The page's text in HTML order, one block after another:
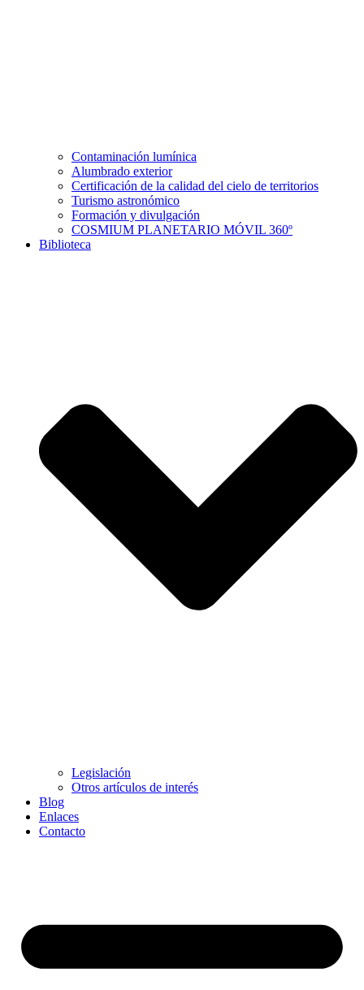
Contaminación lumínica
Alumbrado exterior
Certificación de la calidad del cielo de territorios
Turismo astronómico
Formación y divulgación
COSMIUM PLANETARIO MÓVIL 360º
Biblioteca
Legislación
Otros artículos de interés
Blog
Enlaces
Contacto